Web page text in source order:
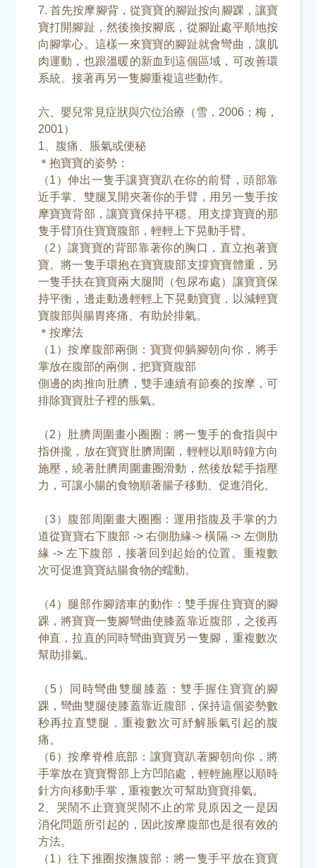
7. 首先按摩腳背，從寶寶的腳趾按向腳踝，讓寶
寶打開腳趾，然後換按腳底，從腳趾處平順地按
向腳掌心。這樣一來寶寶的腳趾就會彎曲，讓肌
肉運動，也跟溫暖的新血到這個區域，可改善環
系統。接著再另一隻腳重複這些動作。
六、嬰兒常見症狀與穴位治療（雪，2006；梅，
2001）
1、腹痛、脹氣或便秘
＊抱寶寶的姿勢：
（1）伸出一隻手讓寶寶趴在你的前臂，頭部靠
近手掌、雙腿叉開夾著你的手臂，用另一隻手按
摩寶寶背部，讓寶寶保持平穩。用支撐寶寶的那
隻手臂頂住寶寶腹部，輕輕上下晃動手臂。
（2）讓寶寶的背部靠著你的胸口，直立抱著寶
寶。將一隻手環抱在寶寶腹部支撐寶寶體重，另
一隻手扶在寶寶兩大腿間（包尿布處）讓寶寶保
持平衡，邊走動邊輕輕上下晃動寶寶，以減輕寶
寶腹部與腸胃疼痛、有助於排氣。
＊按摩法
（1）按摩腹部兩側：寶寶仰躺腳朝向你，將手
掌放在腹部的兩側，把寶寶腹部
側邊的肉推向肚臍，雙手連續有節奏的按摩，可
排除寶寶肚子裡的脹氣。
（2）肚臍周圍畫小圈圈：將一隻手的食指與中
指併攏，放在寶寶肚臍周圍，輕輕以順時鐘方向
施壓，繞著肚臍周圍畫圈滑動，然後放鬆手指壓
力，可讓小腸的食物順著腸子移動、促進消化。
（3）腹部周圍畫大圈圈：運用指腹及手掌的力
道從寶寶右下腹部 -> 右側肋緣-> 橫隔 -> 左側肋
緣 -> 左下腹部，接著回到起始的位置。重複數
次可促進寶寶結腸食物的蠕動。
（4）腿部作腳踏車的動作：雙手握住寶寶的腳
踝，將寶寶一隻腳彎曲使膝蓋靠近腹部，之後再
伸直，拉直的同時彎曲寶寶另一隻腳，重複數次
幫助排氣。
（5）同時彎曲雙腿膝蓋：雙手握住寶寶的腳
踝，彎曲雙腿使膝蓋靠近腹部，保持這個姿勢數
秒再拉直雙腿，重複數次可紓解脹氣引起的腹
痛。
（6）按摩脊椎底部：讓寶寶趴著腳朝向你，將
手掌放在寶寶臀部上方凹陷處，輕輕施壓以順時
針方向移動手掌，重複數次可幫助寶寶排氣。
2、哭鬧不止寶寶哭鬧不止的常見原因之一是因
消化問題所引起的，因此按摩腹部也是很有效的
方法。
（1）往下推圈按撫腹部：將一隻手平放在寶寶